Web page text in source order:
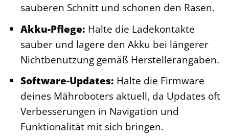
sauberen Schnitt und schonen den Rasen.
Akku-Pflege: Halte die Ladekontakte
sauber und lagere den Akku bei längerer
Nichtbenutzung gemäß Herstellerangaben.
Software-Updates: Halte die Firmware
deines Mähroboters aktuell, da Updates oft
Verbesserungen in Navigation und
Funktionalität mit sich bringen.